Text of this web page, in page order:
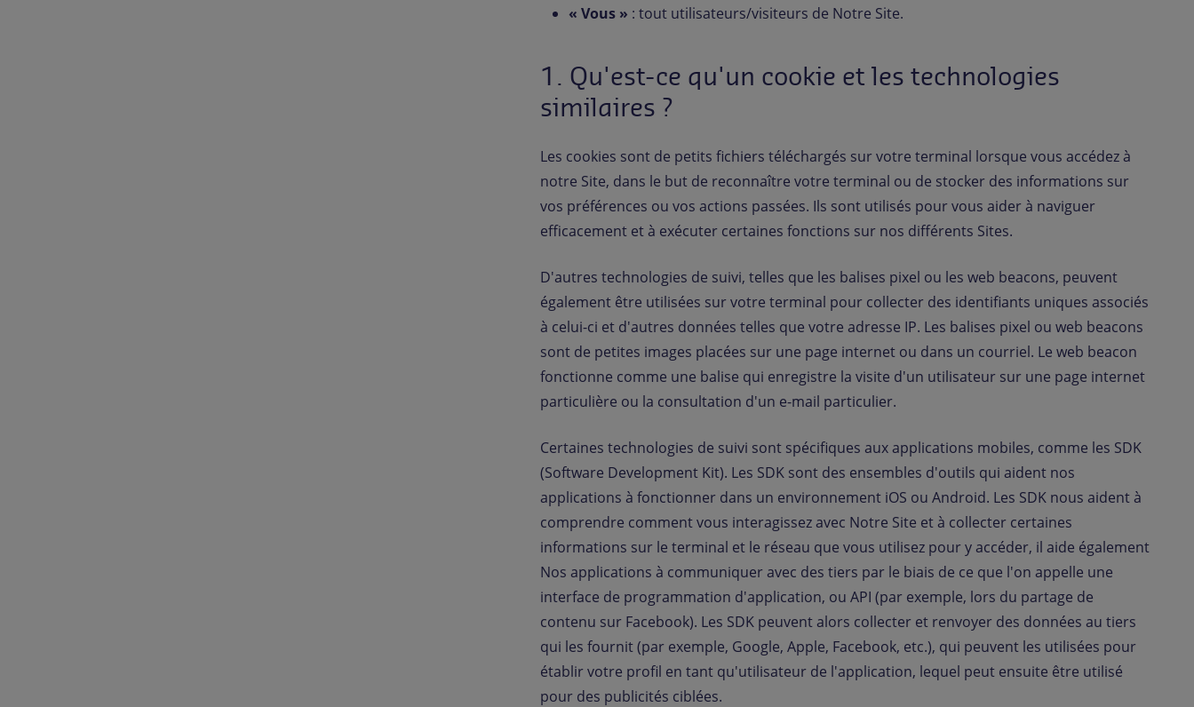
« Vous » : tout utilisateurs/visiteurs de Notre Site.
1. Qu'est-ce qu'un cookie et les technologies
similaires ?
Les cookies sont de petits fichiers téléchargés sur votre terminal lorsque vous accédez à
notre Site, dans le but de reconnaître votre terminal ou de stocker des informations sur
vos préférences ou vos actions passées. Ils sont utilisés pour vous aider à naviguer
efficacement et à exécuter certaines fonctions sur nos différents Sites.
D'autres technologies de suivi, telles que les balises pixel ou les web beacons, peuvent
également être utilisées sur votre terminal pour collecter des identifiants uniques associés
à celui-ci et d'autres données telles que votre adresse IP. Les balises pixel ou web beacons
sont de petites images placées sur une page internet ou dans un courriel. Le web beacon
fonctionne comme une balise qui enregistre la visite d'un utilisateur sur une page internet
particulière ou la consultation d'un e-mail particulier.
Certaines technologies de suivi sont spécifiques aux applications mobiles, comme les SDK
(Software Development Kit). Les SDK sont des ensembles d'outils qui aident nos
applications à fonctionner dans un environnement iOS ou Android. Les SDK nous aident à
comprendre comment vous interagissez avec Notre Site et à collecter certaines
informations sur le terminal et le réseau que vous utilisez pour y accéder, il aide également
Nos applications à communiquer avec des tiers par le biais de ce que l'on appelle une
interface de programmation d'application, ou API (par exemple, lors du partage de
contenu sur Facebook). Les SDK peuvent alors collecter et renvoyer des données au tiers
qui les fournit (par exemple, Google, Apple, Facebook, etc.), qui peuvent les utilisées pour
établir votre profil en tant qu'utilisateur de l'application, lequel peut ensuite être utilisé
pour des publicités ciblées.